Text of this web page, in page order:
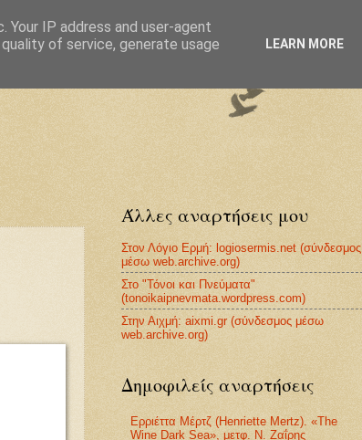
Άλλες αναρτήσεις μου
Στον Λόγιο Ερμή: logiosermis.net (σύνδεσμος
μέσω web.archive.org)
Στο "Τόνοι και Πνεύματα"
(tonoikaipnevmata.wordpress.com)
Στην Αιχμή: aixmi.gr (σύνδεσμος μέσω
web.archive.org)
Δημοφιλείς αναρτήσεις
Ερριέττα Μέρτζ (Henriette Mertz). «The
Wine Dark Sea», μετφ. Ν. Ζαΐρης
IP address and user-agent
of service, generate usage
LEARN MORE